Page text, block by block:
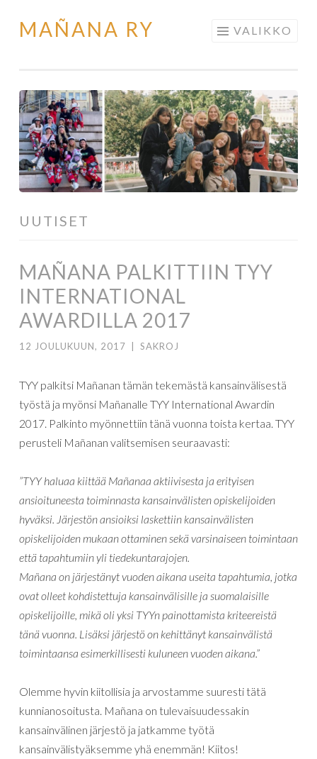
Siirry
MAÑANA RY VALIKKO
UUTISET
MAÑANA PALKITTIIN TYY
INTERNATIONAL
AWARDILLA 2017
12 JOULUKUUN, 2017 SAKROJ
TYY palkitsi Mañanan tämän tekemästä kansainvälisestä
työstä ja myönsi Mañanalle TYY International Awardin
2017. Palkinto myönnettiin tänä vuonna toista kertaa. TYY
perusteli Mañanan valitsemisen seuraavasti:
”TYY haluaa kiittää Mañanaa aktiivisesta ja erityisen
ansioituneesta toiminnasta kansainvälisten opiskelijoiden
hyväksi. Järjestön ansioiksi laskettiin kansainvälisten
opiskelijoiden mukaan ottaminen sekä varsinaiseen toimintaan
että tapahtumiin yli tiedekuntarajojen.
Mañana on järjestänyt vuoden aikana useita tapahtumia, jotka
ovat olleet kohdistettuja kansainvälisille ja suomalaisille
opiskelijoille, mikä oli yksi TYYn painottamista kriteereistä
tänä vuonna. Lisäksi järjestö on kehittänyt kansainvälistä
toimintaansa esimerkillisesti kuluneen vuoden aikana.”
Olemme hyvin kiitollisia ja arvostamme suuresti tätä
kunnianosoitusta. Mañana on tulevaisuudessakin
kansainvälinen järjestö ja jatkamme työtä
kansainvälistyäksemme yhä enemmän! Kiitos!